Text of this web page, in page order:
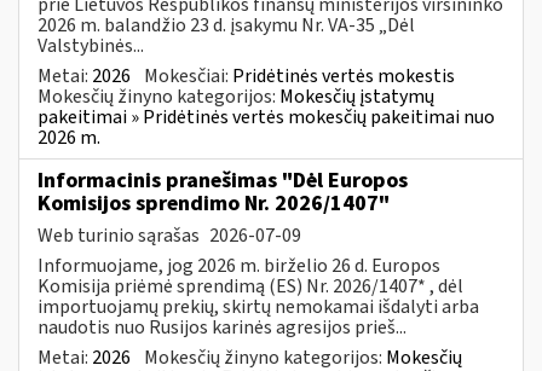
2026 m. balandžio 23 d. įsakymu Nr. VA-35 „Dėl
Valstybinės...
Metai: 2026 Mokesčiai: Pridėtinės vertės mokestis
Mokesčių žinyno kategorijos: Mokesčių įstatymų
pakeitimai » Pridėtinės vertės mokesčių pakeitimai nuo
2026 m.
Informacinis pranešimas "Dėl Europos
Komisijos sprendimo Nr. 2026/1407"
Web turinio sąrašas 2026-07-09
Informuojame, jog 2026 m. birželio 26 d. Europos
Komisija priėmė sprendimą (ES) Nr. 2026/1407* , dėl
importuojamų prekių, skirtų nemokamai išdalyti arba
naudotis nuo Rusijos karinės agresijos prieš...
Metai: 2026 Mokesčių žinyno kategorijos: Mokesčių